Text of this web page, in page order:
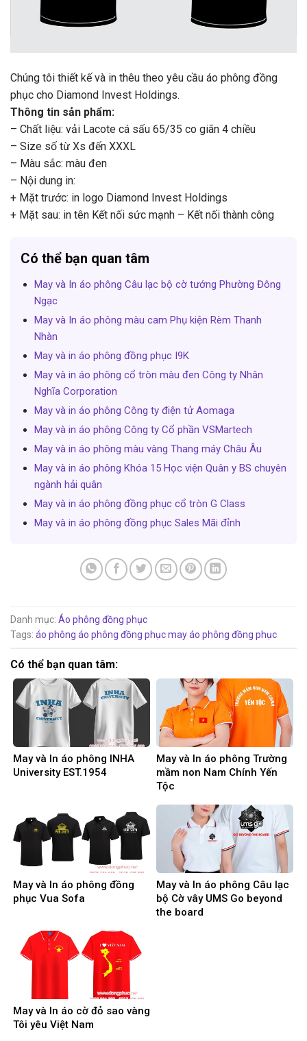
Chúng tôi thiết kế và in thêu theo yêu cầu áo phông đồng
phục cho Diamond Invest Holdings.
Thông tin sản phẩm:
– Chất liệu: vải Lacote cá sấu 65/35 co giãn 4 chiều
– Size số từ Xs đến XXXL
– Màu sắc: màu đen
– Nội dung in:
+ Mặt trước: in logo Diamond Invest Holdings
+ Mặt sau: in tên Kết nối sức mạnh – Kết nối thành công
Có thể bạn quan tâm
May và In áo phông Câu lạc bộ cờ tướng Phường Đông
Ngạc
May và In áo phông màu cam Phụ kiện Rèm Thanh
Nhàn
May và in áo phông đồng phục I9K
May và in áo phông cổ tròn màu đen Công ty Nhân
Nghĩa Corporation
May và in áo phông Công ty điện tử Aomaga
May và in áo phông Công ty Cổ phần VSMartech
May và in áo phông màu vàng Thang máy Châu Âu
May và in áo phông Khóa 15 Học viện Quân y BS chuyên
ngành hải quân
May và in áo phông đồng phục cổ tròn G Class
May và in áo phông đồng phục Sales Mãi đỉnh
Danh mục: Áo phông đồng phục
Tags: áo phông áo phông đồng phụcmay áo phông đồng phục
Có thể bạn quan tâm:
May và In áo phông INHA
University EST.1954
May và In áo phông Trường
mầm non Nam Chính Yến
Tộc
May và In áo phông đồng
phục Vua Sofa
May và In áo phông Câu lạc
bộ Cờ vây UMS Go beyond
the board
May và In áo cờ đỏ sao vàng
Tôi yêu Việt Nam